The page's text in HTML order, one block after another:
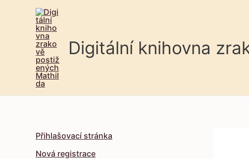
Digitální knihovna
Přihlašovací stránka
Nová registrace